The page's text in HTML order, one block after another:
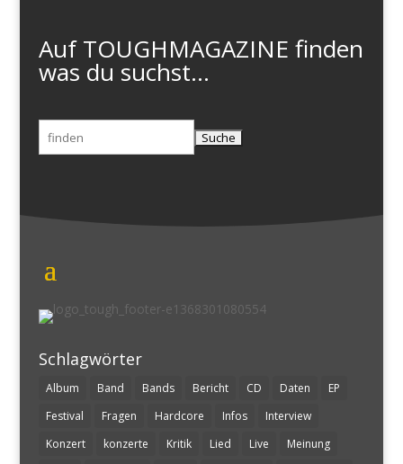
Auf TOUGHMAGAZINE finden
was du suchst...
Suchen
nach:
Schlagwörter
Album Band Bands Bericht CD Daten
EP
Festival
Fragen Hardcore Infos
Interview
Konzert
konzerte Kritik Lied Live Meinung